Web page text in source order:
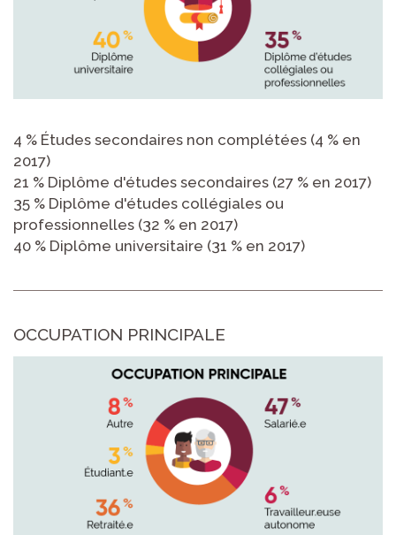
4 % Études secondaires non complétées (4 % en
2017)
21 % Diplôme d'études secondaires (27 % en 2017)
35 % Diplôme d'études collégiales ou
professionnelles (32 % en 2017)
40 % Diplôme universitaire (31 % en 2017)
OCCUPATION PRINCIPALE